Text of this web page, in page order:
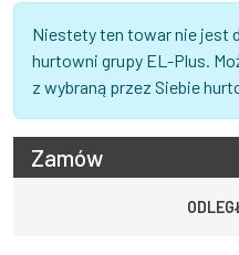
Niestety ten towar nie jest
hurtowni grupy EL-Plus.
z wybraną przez Siebie
Zamów